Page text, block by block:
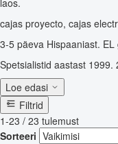
laos.
cajas proyecto, cajas
3-5 päeva Hispaaniast. EL
Spetsialistid aastast 1999.
Loe edasi
Filtrid
1-23 / 23 tulemust
Sorteeri